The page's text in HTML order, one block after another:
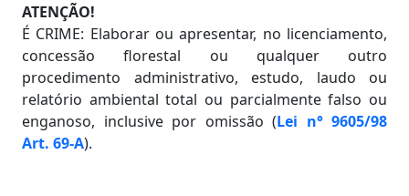
ATENÇÃO!
É CRIME: Elaborar ou apresentar, no licenciamento,
concessão florestal ou qualquer outro
procedimento administrativo, estudo, laudo ou
relatório ambiental total ou parcialmente falso ou
enganoso, inclusive por omissão (Lei n° 9605/98
Art. 69-A).